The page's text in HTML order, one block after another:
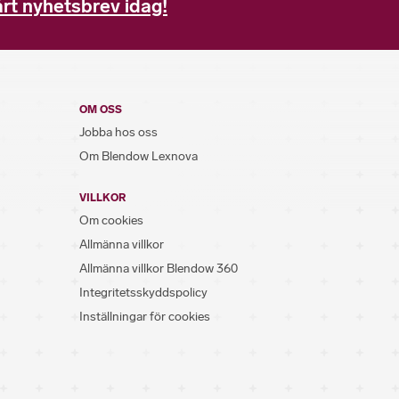
nyhetsbrev idag!
OM OSS
Jobba hos oss
Om Blendow Lexnova
VILLKOR
Om cookies
Allmänna villkor
Allmänna villkor Blendow 360
Integritetsskyddspolicy
Inställningar för cookies